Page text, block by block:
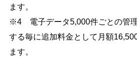
ます。
※4 電子データ5,000件ごとの管
する毎に追加料金として月額
ます。